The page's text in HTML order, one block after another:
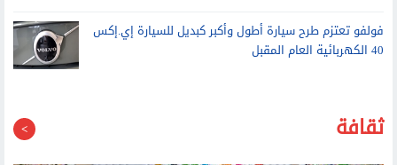
فولفو تعتزم طرح سيارة أطول وأكبر كبديل للسيارة إي.إكس
40 الكهربائية العام المقبل
ثقافة